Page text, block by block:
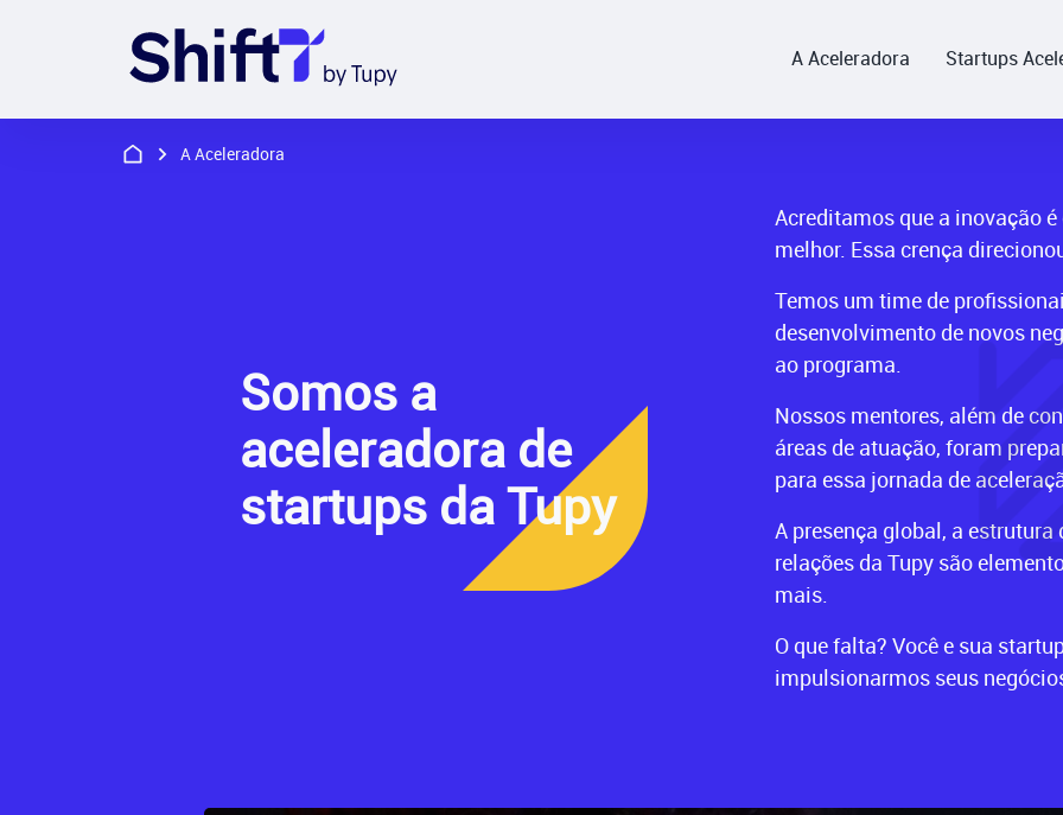
A Aceleradora Startups
A Aceleradora
Somos a
aceleradora de
startups da Tupy
Acreditamos que a inovação
melhor. Essa crença
Temos um time de
desenvolvimento de novos
ao programa.
Nossos mentores, além de
áreas de atuação, foram
para essa jornada de
A presença global, a estrutura
relações da Tupy são
mais.
O que falta? Você e sua
impulsionarmos seus